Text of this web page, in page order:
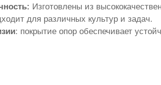
Изготовлены из
для различных культур и задач.
: покрытие опор обеспечивает